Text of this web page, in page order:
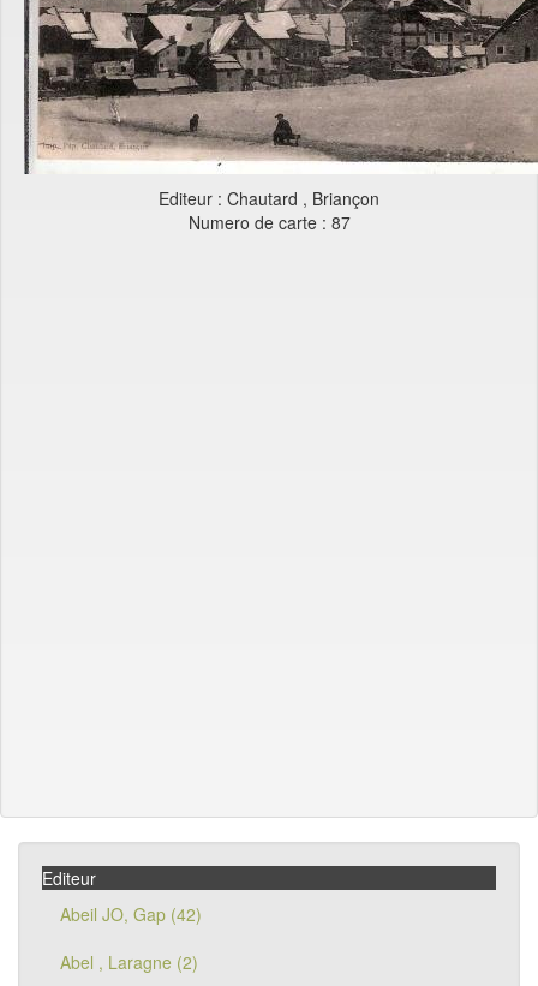
Editeur : Chautard , Briançon
Numero de carte : 87
Editeur
Abeil JO, Gap (42)
Abel , Laragne (2)